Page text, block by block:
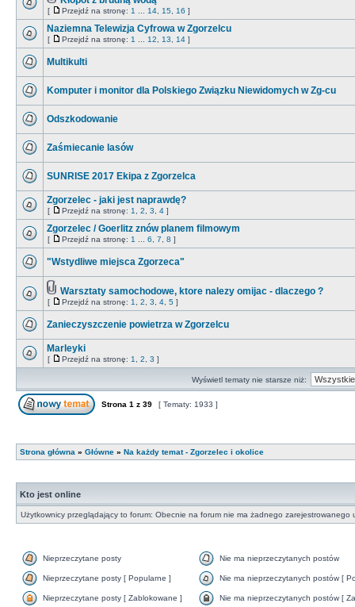
[ Przejdź na stronę: 1 14 15 16 ]
Naziemna Telewizja Cyfrowa w Zgorzelcu
[ Przejdź na stronę: 1 12 13 14 ]
Multikulti
Komputer i monitor dla Polskiego Związku Niewidomych w Zg-cu
Odszkodowanie
Zaśmiecanie lasów
SUNRISE 2017 Ekipa z Zgorzelca
Zgorzelec - jaki jest naprawdę?
[ Przejdź na stronę: 1 2 3 4 ]
Zgorzelec / Goerlitz znów planem filmowym
[ Przejdź na stronę: 1 6 7 8 ]
"Wstydliwe miejsca Zgorzeca"
Warsztaty samochodowe, ktore nalezy omijac - dlaczego ?
[ Przejdź na stronę: 1 2 3 4 5 ]
Zanieczyszczenie powietrza w Zgorzelcu
Marleyki
[ Przejdź na stronę: 1 2 3 ]
Wyświetl tematy nie starsze niż:
Strona 1 z 39 [ Tematy: 1933 ]
Strona główna » Główne » Na każdy temat - Zgorzelec i okolice
Kto jest online
Użytkownicy przeglądający to forum: Obecnie na forum nie ma żadnego zarejestrowanego
Nieprzeczytane posty Nie ma nieprzeczytanych postów
Nieprzeczytane posty [ Popularne ] Nie ma nieprzeczytanych postów [
Nieprzeczytane posty [ Zablokowane ] Nie ma nieprzeczytanych postów [